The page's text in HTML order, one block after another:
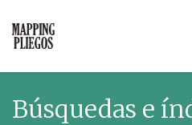
Búsquedas e